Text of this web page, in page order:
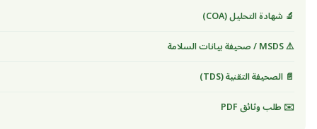
🔬 شهادة التحليل (COA)
⚠️ MSDS / صحيفة بيانات السلامة
📄 الصحيفة التقنية (TDS)
✉️ طلب وثائق PDF